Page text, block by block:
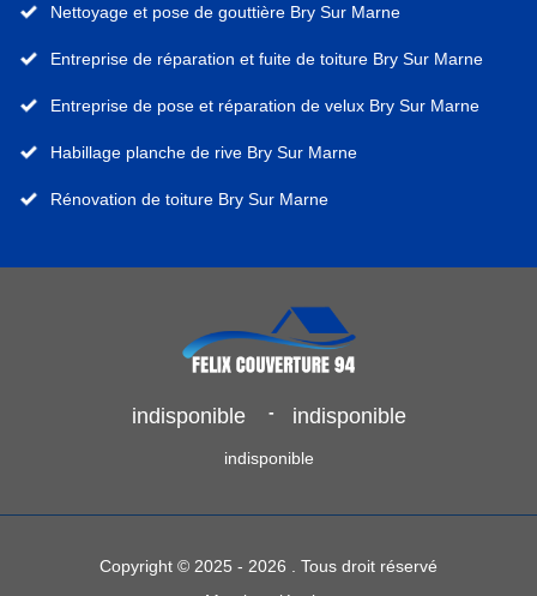
Nettoyage et pose de gouttière Bry Sur Marne
Entreprise de réparation et fuite de toiture Bry Sur Marne
Entreprise de pose et réparation de velux Bry Sur Marne
Habillage planche de rive Bry Sur Marne
Rénovation de toiture Bry Sur Marne
indisponible - indisponible
indisponible
Copyright © 2025 - 2026 . Tous droit réservé